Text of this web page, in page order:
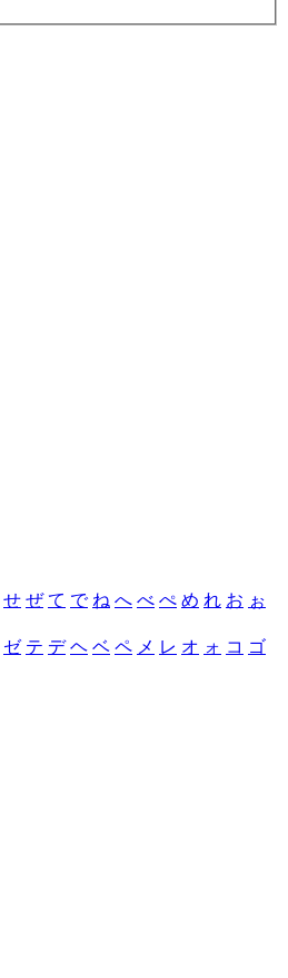
せ ぜ て で ね へ べ ぺ め れ お ぉ
ゼ テ デ ヘ ベ ペ メ レ オ ォ コ ゴ